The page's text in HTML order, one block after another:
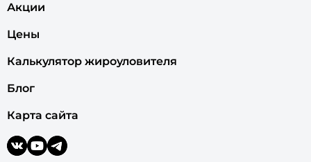
Акции
Цены
Калькулятор жироуловителя
Блог
Карта сайта